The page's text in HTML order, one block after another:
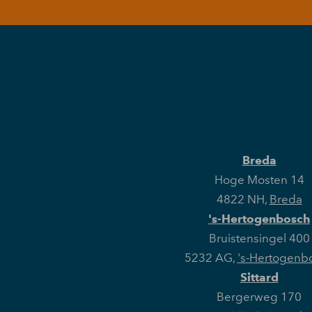
Breda
Hoge Mosten 14
4822 NH, Breda
's-Hertogenbosch
Bruistensingel 400
5232 AG, 's-
Sittard
Bergerweg 170